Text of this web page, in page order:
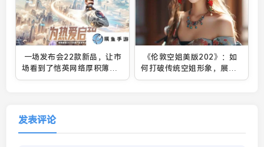
一场发布会22款新品，让市
场看到了恺英网络厚积薄发
的成果
《伦敦空姐美版202》：如
何打破传统空姐形象，展现
现代女性独立魅力？
发表评论